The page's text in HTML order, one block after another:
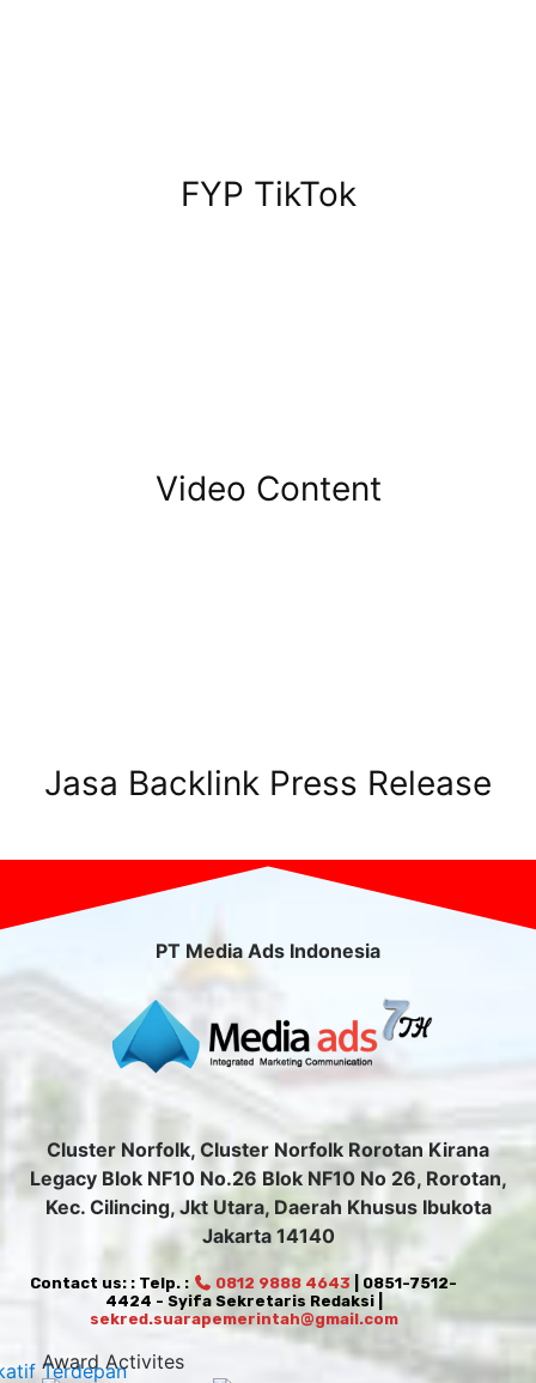
FYP TikTok
Video Content
Jasa Backlink Press Release
PT Media Ads Indonesia
Cluster Norfolk, Cluster Norfolk Rorotan Kirana
Legacy Blok NF10 No.26 Blok NF10 No 26, Rorotan,
Kec. Cilincing, Jkt Utara, Daerah Khusus Ibukota
Jakarta 14140
Contact us: : Telp. : 0812 9888 4643 | 0851-7512-
4424 - Syifa Sekretaris Redaksi |
sekred.suarapemerintah@gmail.com
Award Activites